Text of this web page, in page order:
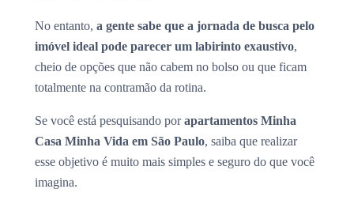
No entanto, a gente sabe que a jornada de busca pelo
imóvel ideal pode parecer um labirinto exaustivo,
cheio de opções que não cabem no bolso ou que ficam
totalmente na contramão da rotina.
Se você está pesquisando porapartamentos Minha
Casa Minha Vida em São Paulo, saiba que realizar
esse objetivo é muito mais simples e seguro do que você
imagina.